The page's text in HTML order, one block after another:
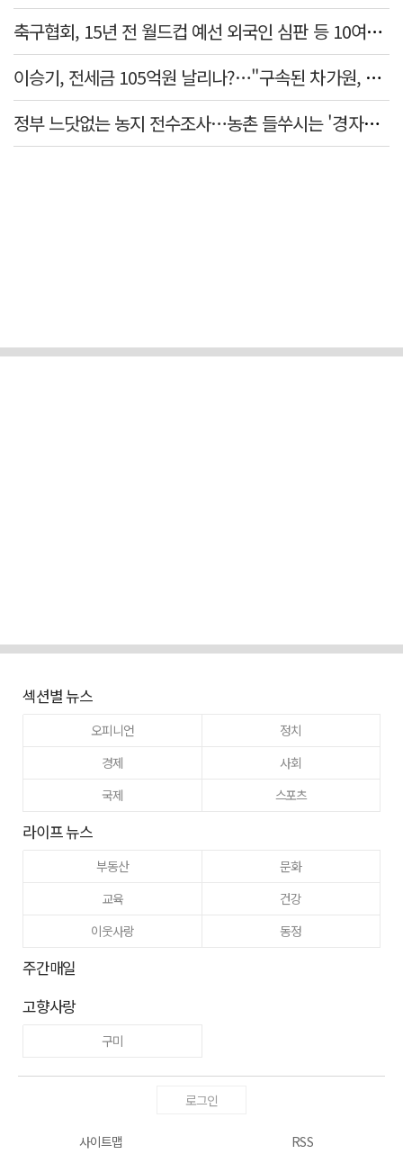
축구협회, 15년 전 월드컵 예선 외국인 심판 등 10여명에 '성 접대'
이승기, 전세금 105억원 날리나?…"구속된 차가원, 형사 범죄 영역"
정부 느닷없는 농지 전수조사…농촌 들쑤시는 '경자유전'의 칼날
섹션별 뉴스
오피니언
정치
경제
사회
국제
스포츠
라이프 뉴스
부동산
문화
교육
건강
이웃사랑
동정
주간매일
고향사랑
구미
로그인
사이트맵 RSS